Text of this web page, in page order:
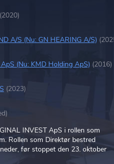
(2020)
A/S (Nu: GN HEARING A/S)
(Nu: KMD Holding ApS) (2016)
(2023)
INVEST ApS i rollen som
Rollen som Direktør bestred
før stoppet den 23. oktober